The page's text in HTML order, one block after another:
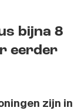
bijna 8
eerder
zijn in